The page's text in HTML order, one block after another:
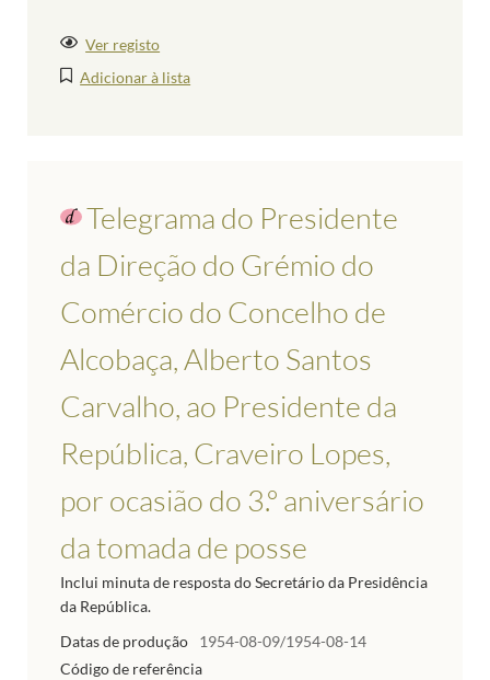
Ver registo
Adicionar à lista
Telegrama do Presidente
da Direção do Grémio do
Comércio do Concelho de
Alcobaça, Alberto Santos
Carvalho, ao Presidente da
República, Craveiro Lopes,
por ocasião do 3.º aniversário
da tomada de posse
Inclui minuta de resposta do Secretário da Presidência
da República.
Datas de produção
1954-08-09/1954-08-14
Código de referência